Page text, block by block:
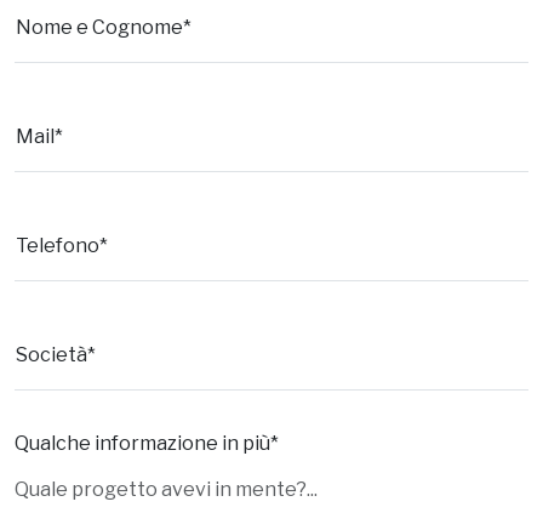
Nome e Cognome*
Mail*
Telefono*
Società*
Qualche informazione in più*